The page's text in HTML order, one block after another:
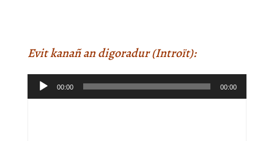
Evit kanañ an digoradur (Introït):
Lecteur
audio
00:00 00:00